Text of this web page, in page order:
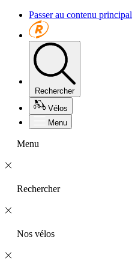
Passer au contenu principal
Rechercher
Vélos
Menu
Menu
Rechercher
Nos vélos